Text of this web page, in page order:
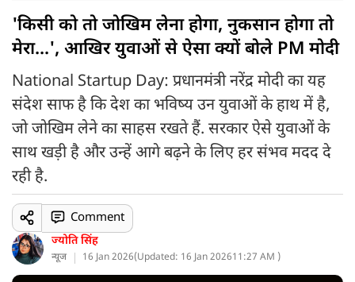
'किसी को तो जोखिम लेना होगा, नुकसान होगा तो
मेरा...', आखिर युवाओं से ऐसा क्यों बोले PM मोदी
National Startup Day: प्रधानमंत्री नरेंद्र मोदी का यह
संदेश साफ है कि देश का भविष्य उन युवाओं के हाथ में है,
जो जोखिम लेने का साहस रखते हैं. सरकार ऐसे युवाओं के
साथ खड़ी है और उन्हें आगे बढ़ने के लिए हर संभव मदद दे
रही है.
ज्योति सिंह
न्यूज 16 Jan 2026(Updated: 16 Jan 202611:27 AM )
Comment